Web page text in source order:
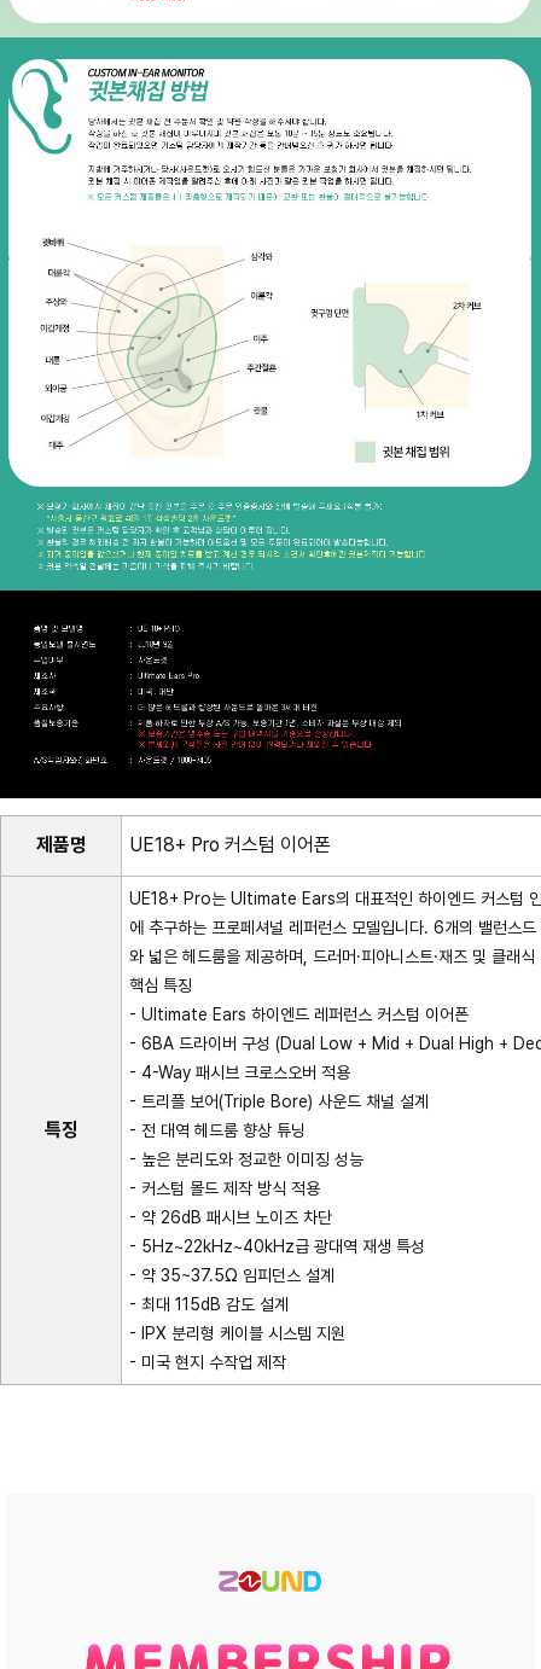
제품명 UE18+ Pro 커스텀 이어폰
특징
UE18+ Pro는 Ultimate Ears의 대표적인 하이엔드 커스텀
에 추구하는 프로페셔널 레퍼런스 모델입니다. 6개의 밸런스
와 넓은 헤드룸을 제공하며, 드러머·피아니스트·재즈 및 클래
핵심 특징
- Ultimate Ears 하이엔드 레퍼런스 커스텀 이어폰
- 6BA 드라이버 구성 (Dual Low + Mid + Dual High +
- 4-Way 패시브 크로스오버 적용
- 트리플 보어(Triple Bore) 사운드 채널 설계
- 전 대역 헤드룸 향상 튜닝
- 높은 분리도와 정교한 이미징 성능
- 커스텀 몰드 제작 방식 적용
- 약 26dB 패시브 노이즈 차단
- 5Hz~22kHz~40kHz급 광대역 재생 특성
- 약 35~37.5Ω 임피던스 설계
- 최대 115dB 감도 설계
- IPX 분리형 케이블 시스템 지원
- 미국 현지 수작업 제작